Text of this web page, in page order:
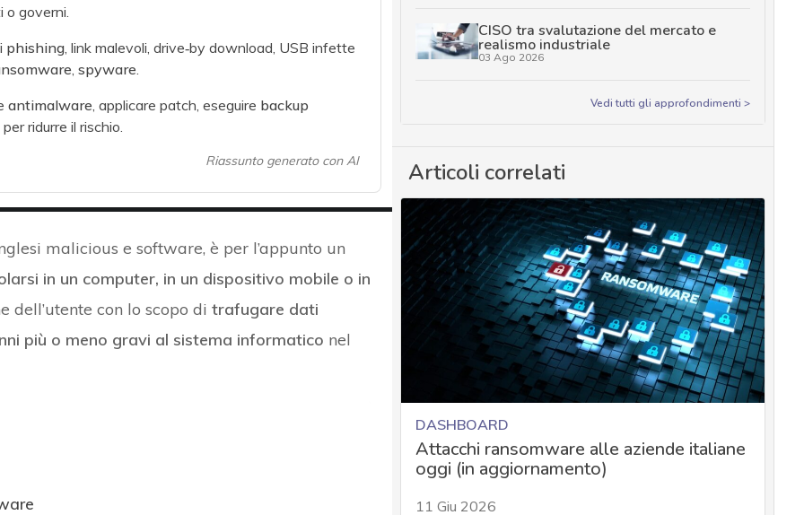
governi.
phishing, link malevoli, drive‑by download, USB infette
spyware
antimalware , applicare patch, eseguire backup
ridurre il rischio.
Riassunto generato con AI
malicious e software, è per l’appunto un
in un computer, in un dispositivo mobile o in
dell’utente con lo scopo di trafugare dati
più o meno gravi al sistema informatico nel
CISO tra svalutazione del mercato e
realismo industriale
03 Ago 2026
Vedi tutti gli approfondimenti >
Articoli correlati
DASHBOARD
Attacchi ransomware alle aziende italiane
oggi (in aggiornamento)
11 Giu 2026